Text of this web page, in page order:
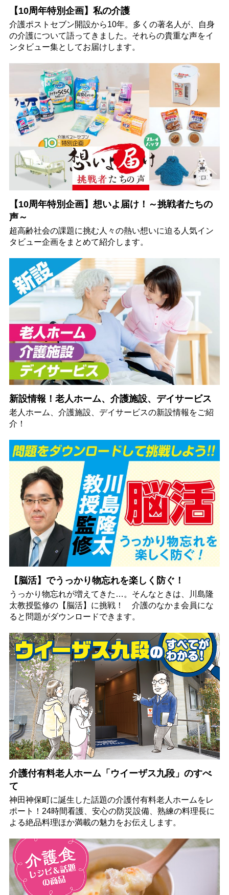
【10周年特別企画】私の介護
介護ポストセブン開設から10年。多くの著名人が、自身
の介護について語ってきました。それらの貴重な声をイ
ンタビュー集としてお届けします。
【10周年特別企画】想いよ届け！～挑戦者たちの
声～
超高齢社会の課題に挑む人々の熱い想いに迫る人気イン
タビュー企画をまとめて紹介します。
新設情報！老人ホーム、介護施設、デイサービス
老人ホーム、介護施設、デイサービスの新設情報をご紹
介！
【脳活】でうっかり物忘れを楽しく防ぐ！
うっかり物忘れが増えてきた…。そんなときは、川島隆
太教授監修の【脳活】に挑戦！ 介護のなかま会員にな
ると問題がダウンロードできます。
介護付有料老人ホーム「ウイーザス九段」のすべ
て
神田神保町に誕生した話題の介護付有料老人ホームをレ
ポート！24時間看護、安心の防災設備、熟練の料理長に
よる絶品料理ほか満載の魅力をお伝えします。